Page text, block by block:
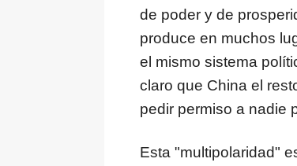
de poder y de
produce en muchos
el mismo sistema
claro que China el
pedir permiso a nadie
Esta "multipolaridad"